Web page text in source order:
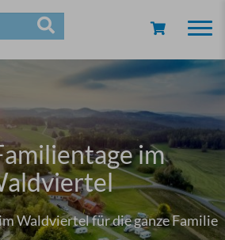
im
Waldviertel für die ganze Familie